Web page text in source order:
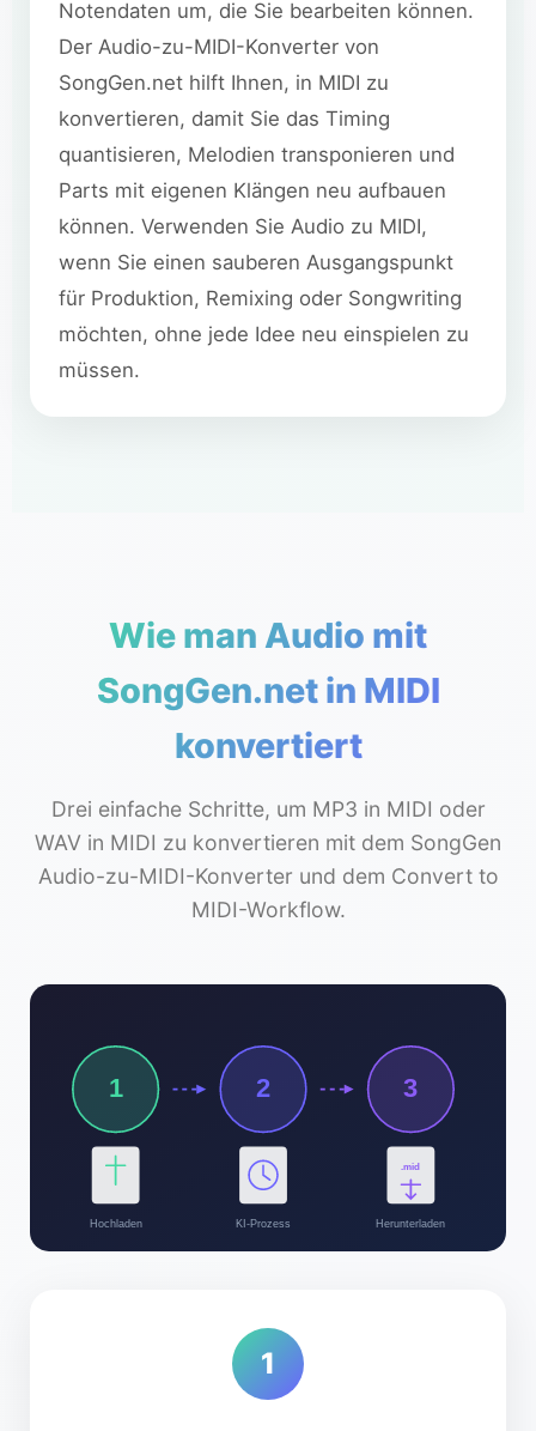
Notendaten um, die Sie bearbeiten können.
Der Audio-zu-MIDI-Konverter von
SongGen.net hilft Ihnen, in MIDI zu
konvertieren, damit Sie das Timing
quantisieren, Melodien transponieren und
Parts mit eigenen Klängen neu aufbauen
können. Verwenden Sie Audio zu MIDI,
wenn Sie einen sauberen Ausgangspunkt
für Produktion, Remixing oder Songwriting
möchten, ohne jede Idee neu einspielen zu
müssen.
Wie man Audio mit
SongGen.net in MIDI
konvertiert
Drei einfache Schritte, um MP3 in MIDI oder
WAV in MIDI zu konvertieren mit dem SongGen
Audio-zu-MIDI-Konverter und dem Convert to
MIDI-Workflow.
1
Hochladen
2
KI-Prozess
3
.mid
Herunterladen
1